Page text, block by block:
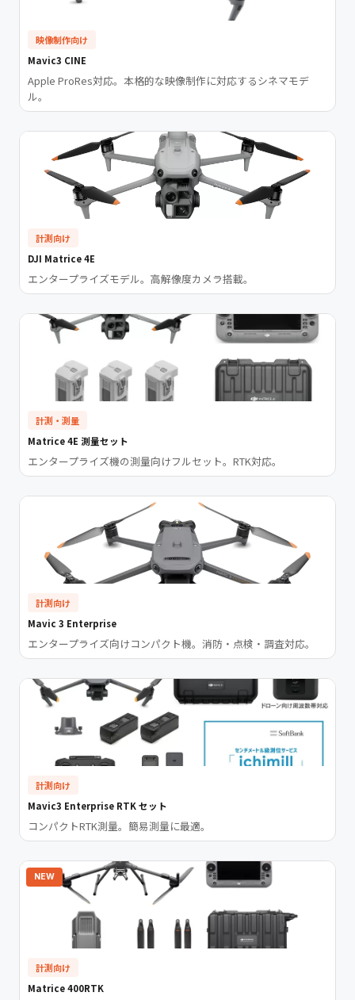
映像制作向け
Mavic3 CINE
Apple ProRes対応。本格的な映像制作に対応するシネマモデ
ル。
計測向け
DJI Matrice 4E
エンタープライズモデル。高解像度カメラ搭載。
計測・測量
Matrice 4E 測量セット
エンタープライズ機の測量向けフルセット。RTK対応。
計測向け
Mavic 3 Enterprise
エンタープライズ向けコンパクト機。消防・点検・調査対応。
計測向け
Mavic3 Enterprise RTK セット
コンパクトRTK測量。簡易測量に最適。
NEW
計測向け
Matrice 400RTK